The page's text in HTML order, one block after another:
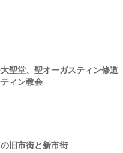
聖堂、聖オーガスティン修道
ィン教会
旧市街と新市街